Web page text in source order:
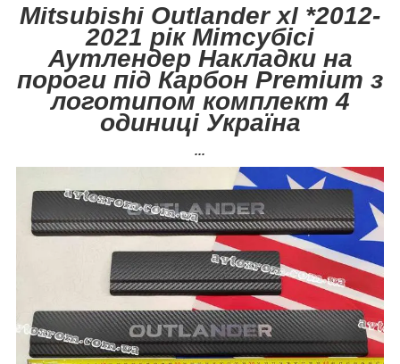
Mitsubishi Outlander xl *2012-
2021 рік Мітсубісі
Аутлендер Накладки на
пороги під Карбон Premium з
логотипом комплект 4
одиниці Україна
...